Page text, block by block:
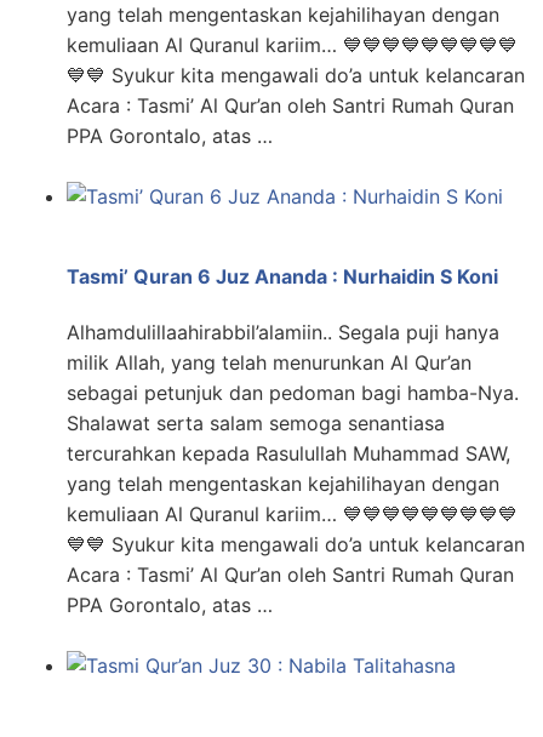
yang telah mengentaskan kejahilihayan dengan
kemuliaan Al Quranul kariim… 💙💙💙💙💙💙💙💙💙
💙💙 Syukur kita mengawali do’a untuk kelancaran
Acara : Tasmi’ Al Qur’an oleh Santri Rumah Quran
PPA Gorontalo, atas …
Tasmi’ Quran 6 Juz Ananda : Nurhaidin S Koni
Alhamdulillaahirabbil’alamiin.. Segala puji hanya
milik Allah, yang telah menurunkan Al Qur’an
sebagai petunjuk dan pedoman bagi hamba-Nya.
Shalawat serta salam semoga senantiasa
tercurahkan kepada Rasulullah Muhammad SAW,
yang telah mengentaskan kejahilihayan dengan
kemuliaan Al Quranul kariim… 💙💙💙💙💙💙💙💙💙
💙💙 Syukur kita mengawali do’a untuk kelancaran
Acara : Tasmi’ Al Qur’an oleh Santri Rumah Quran
PPA Gorontalo, atas …